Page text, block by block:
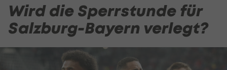
Wird die Sperrstunde für
Salzburg-Bayern verlegt?